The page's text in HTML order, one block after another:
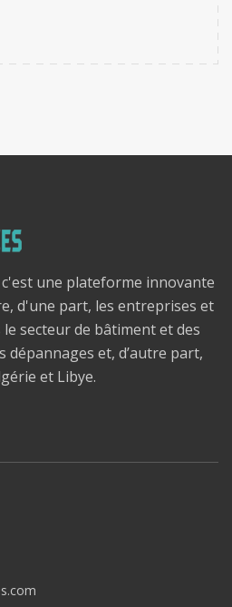
une plateforme innovante
d'une part, les entreprises et
secteur de bâtiment et des
dépannages et, d’autre part,
et Libye.